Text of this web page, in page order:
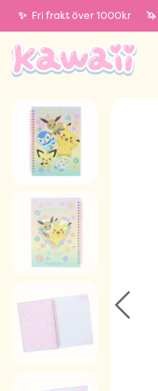
✨ Fri frakt över 1000kr 🦄